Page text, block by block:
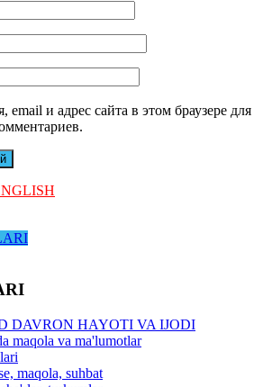
и адрес сайта в этом браузере для
DAVRON HAYOTI VA IJODI
maqola va ma'lumotlar
maqola, suhbat